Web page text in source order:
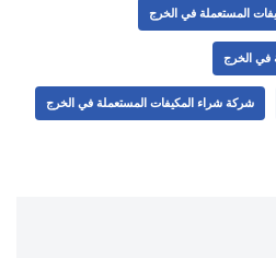
المستعملة في الخرج
في الخرج
شركة شراء المكيفات المستعملة في الخرج